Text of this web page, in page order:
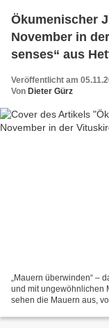
Ökumenischer
November in
senses“ aus
Veröffentlicht am
Von Dieter Gürz
„Mauern überwinden“ –
und mit ungewöhnlichen
sehen die Mauern aus,